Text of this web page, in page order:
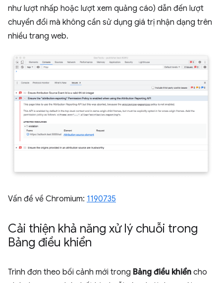
như lượt nhấp hoặc lượt xem quảng cáo) dẫn đến lượt
chuyển đổi mà không cần sử dụng giá trị nhận dạng trên
nhiều trang web.
Vấn đề về Chromium: 1190735
Cải thiện khả năng xử lý chuỗi trong
Bảng điều khiển
Trình đơn theo bối cảnh mới trong Bảng điều khiển cho